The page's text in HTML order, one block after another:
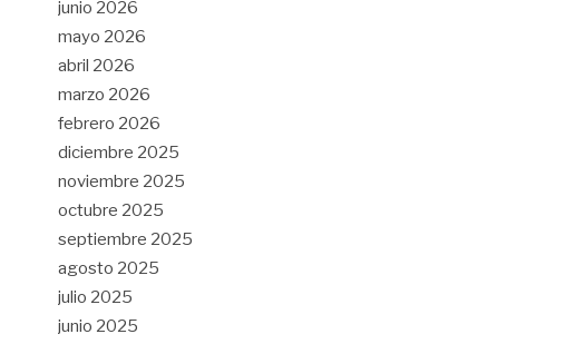
junio 2026
mayo 2026
abril 2026
marzo 2026
febrero 2026
diciembre 2025
noviembre 2025
octubre 2025
septiembre 2025
agosto 2025
julio 2025
junio 2025